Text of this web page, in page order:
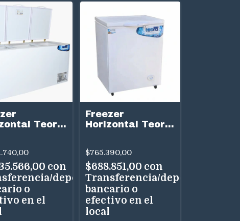
Teora
con
depósito
o
en el
Freezer
Horizontal Teora
$765.390,00
$688.851,00 con
Transferencia/depósito
bancario o
efectivo en el
local